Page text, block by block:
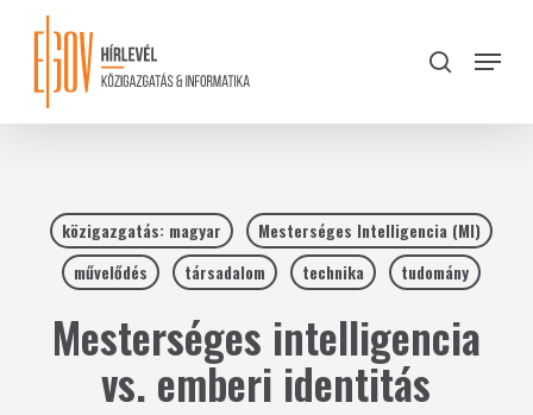
content
search
Menu
közigazgatás: magyar
Mesterséges Intelligencia (MI)
művelődés
társadalom technika tudomány
Mesterséges intelligencia
vs. emberi identitás
Close